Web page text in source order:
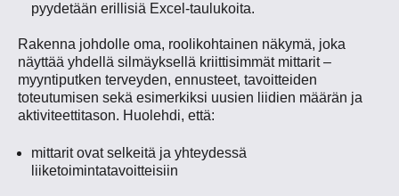
pyydetään erillisiä Excel-taulukoita.
Rakenna johdolle oma, roolikohtainen näkymä, joka
näyttää yhdellä silmäyksellä kriittisimmät mittarit –
myyntiputken terveyden, ennusteet, tavoitteiden
toteutumisen sekä esimerkiksi uusien liidien määrän ja
aktiviteettitason. Huolehdi, että:
mittarit ovat selkeitä ja yhteydessä
liiketoimintatavoitteisiin